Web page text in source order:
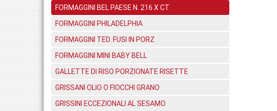
FORMAGGINI BEL PAESE N. 216 X CT.
FORMAGGINI PHILADELPHIA
FORMAGGINI TED. FUSI IN PORZ
FORMAGGINI MINI BABY BELL
GALLETTE DI RISO PORZIONATE RISETTE
GRISSANI OLIO O FIOCCHI GRANO
GRISSINI ECCEZIONALI AL SESAMO